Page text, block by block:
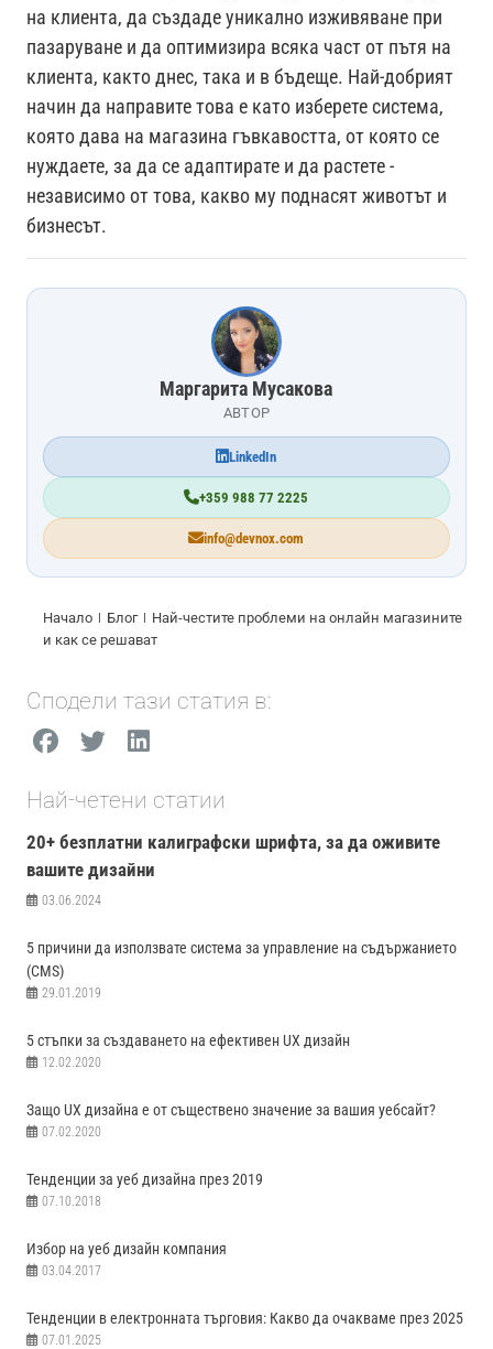
на клиента, да създаде уникално изживяване при
пазаруване и да оптимизира всяка част от пътя на
клиента, както днес, така и в бъдеще. Най-добрият
начин да направите това е като изберете система,
която дава на магазина гъвкавостта, от която се
нуждаете, за да се адаптирате и да растете -
независимо от това, какво му поднасят животът и
бизнесът.
Маргарита Мусакова
АВТОР
LinkedIn
+359 988 77 2225
info@devnox.com
Начало Блог
Най-честите проблеми на онлайн магазините
и как се решават
Сподели тази статия в:
Най-четени статии
20+ безплатни калиграфски шрифта, за да оживите
вашите дизайни
03.06.2024
5 причини да използвате система за управление на съдържанието
(CMS)
29.01.2019
5 стъпки за създаването на ефективен UX дизайн
12.02.2020
Защо UX дизайна е от съществено значение за вашия уебсайт?
07.02.2020
Тенденции за уеб дизайна през 2019
07.10.2018
Избор на уеб дизайн компания
03.04.2017
Тенденции в електронната търговия: Какво да очакваме през 2025
07.01.2025